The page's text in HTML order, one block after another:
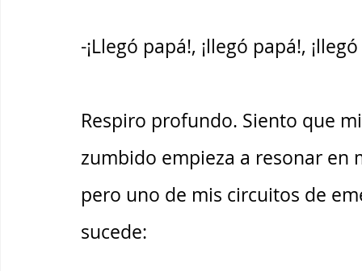
-¡Llegó papá!, ¡llegó papá!,
Respiro profundo. Siento que
zumbido empieza a resonar
pero uno de mis circuitos de
sucede: